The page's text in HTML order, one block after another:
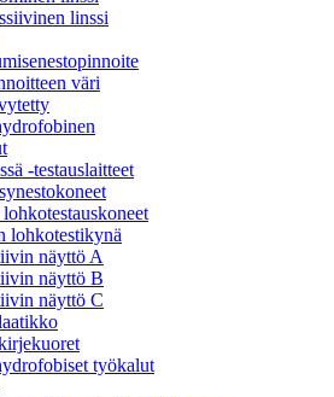
linssi
väri
-testauslaitteet
lohkotestikynä
näyttö A
näyttö B
näyttö C
työkalut